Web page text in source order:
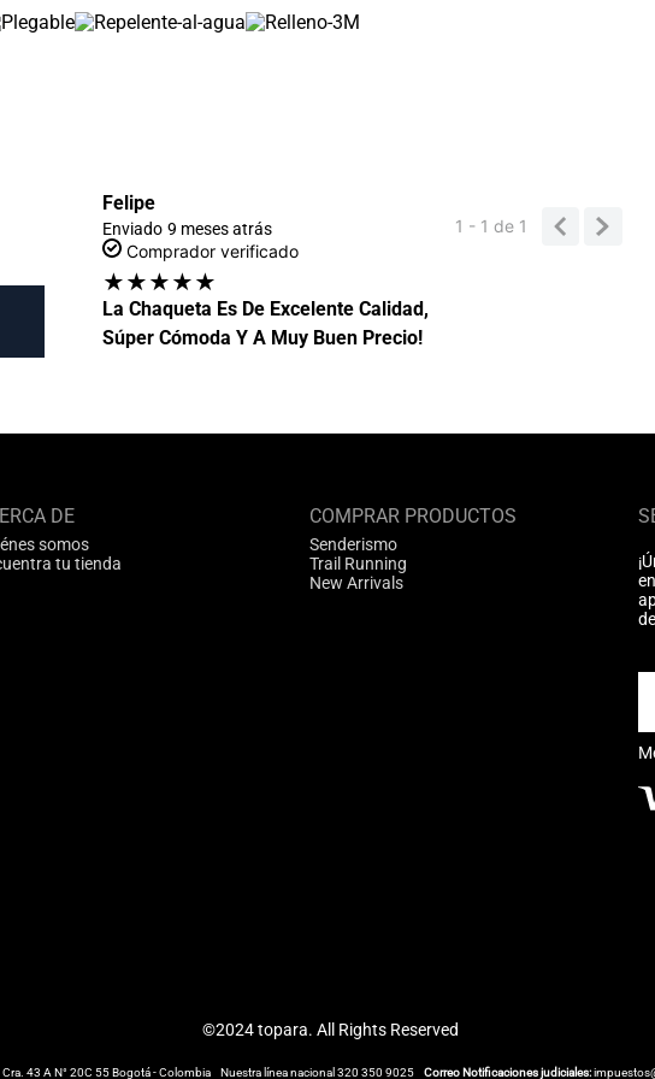
★★★★★
Comprador verificado
Enviado 9 meses atrás
Felipe
La Chaqueta Es De Excelente Calidad,
Súper Cómoda Y A Muy Buen Precio!
1 - 1 de 1
DE
somos
tu tienda
COMPRAR PRODUCTOS
Senderismo
Trail Running
New Arrivals
©2024 topara. All Rights Reserved
Cra. 43 A N° 20C 55 Bogotá - Colombia Nuestra línea nacional 320 350 9025 Correo Notificaciones judiciales: